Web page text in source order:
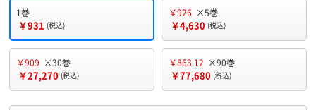
1巻
￥931 (税込)
￥926 ×5巻
￥4,630 (税込)
￥909 ×30巻
￥27,270 (税込)
￥863.12 ×90巻
￥77,680 (税込)